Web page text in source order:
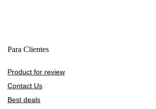
Para Clientes
Product for review
Contact Us
Best deals